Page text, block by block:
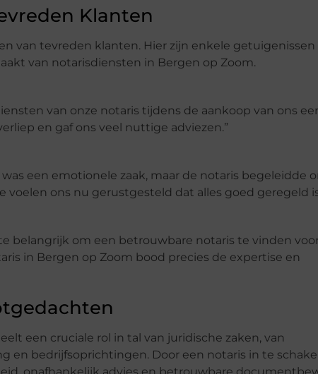
Klanten
van tevreden klanten. Hier zijn enkele getuigenissen
van notarisdiensten in Bergen op Zoom.
van onze notaris tijdens de aankoop van ons
en gaf ons veel nuttige adviezen.”
een emotionele zaak, maar de notaris begeleidde
voelen ons nu gerustgesteld dat alles goed geregeld
belangrijk om een betrouwbare notaris te vinden
in Bergen op Zoom bood precies de expertise en
een cruciale rol in tal van juridische zaken, van
en bedrijfsoprichtingen. Door een notaris in te